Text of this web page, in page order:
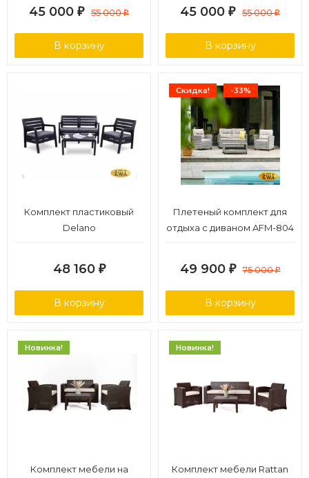
45 000 ₽ 55 000₽
В корзину
45 000 ₽ 55 000₽
В корзину
Комплект пластиковый
Delano
48 160 ₽
В корзину
Скидка! -33%
Плетеный комплект для
отдыха с диваном AFM-804
49 900 ₽ 75 000₽
В корзину
Новинка!
Комплект мебели на
Новинка!
Комплект мебели Rattan